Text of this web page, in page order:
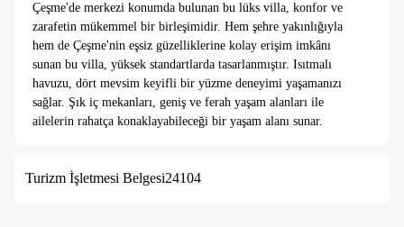
Çeşme'de merkezi konumda bulunan bu lüks villa, konfor ve
zarafetin mükemmel bir birleşimidir. Hem şehre yakınlığıyla
hem de Çeşme'nin eşsiz güzelliklerine kolay erişim imkânı
sunan bu villa, yüksek standartlarda tasarlanmıştır. Isıtmalı
havuzu, dört mevsim keyifli bir yüzme deneyimi yaşamanızı
sağlar. Şık iç mekanları, geniş ve ferah yaşam alanları ile
ailelerin rahatça konaklayabileceği bir yaşam alanı sunar.
villa, lüks yaşamın gereksinimlerini en ince ayrıntısına kadar
Turizm İşletmesi Belgesi24104